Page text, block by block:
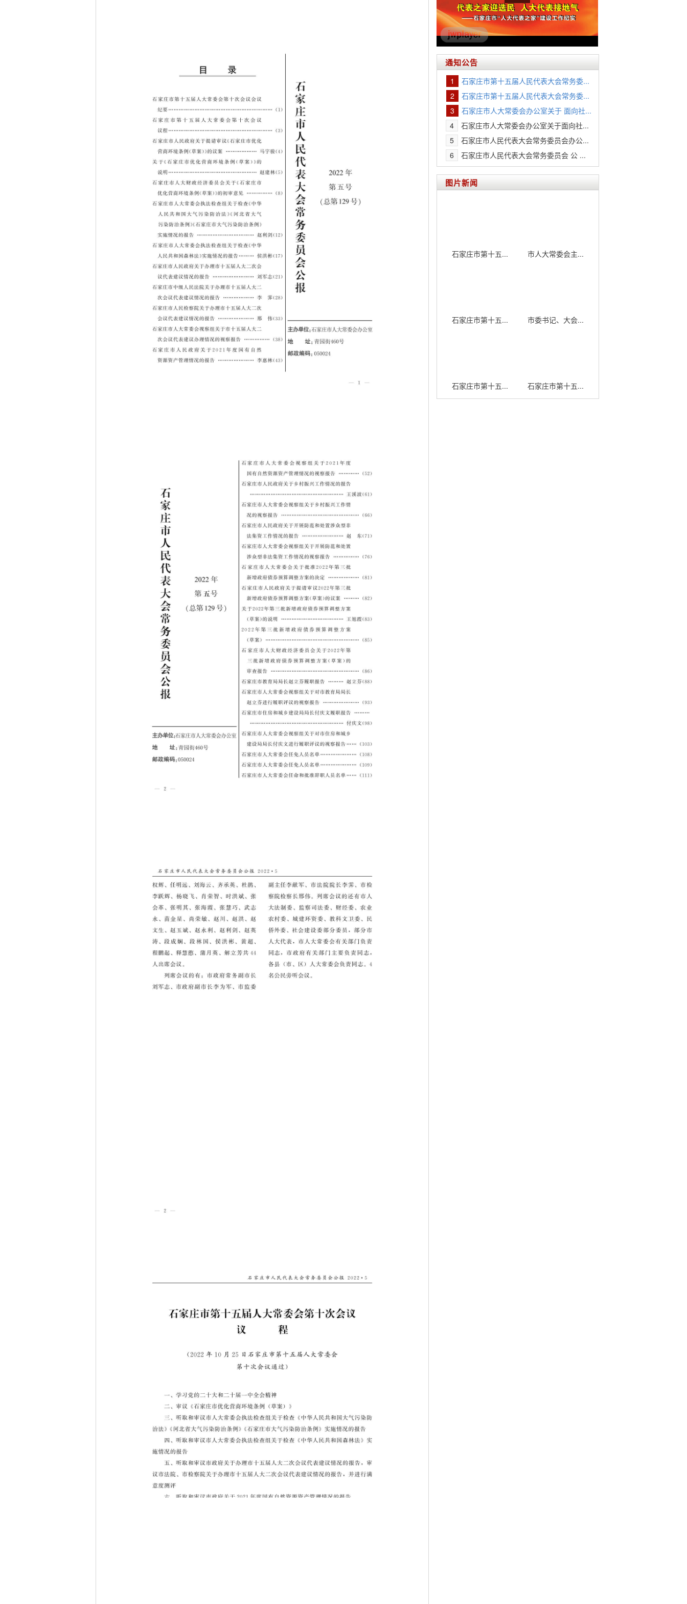
通知公告
1
石家庄市第十五届人民代表大会常务委...
2
石家庄市第十五届人民代表大会常务委...
3
石家庄市人大常委会办公室关于 面向社...
4
石家庄市人大常委会办公室关于面向社...
5
石家庄市人民代表大会常务委员会办公...
6
石家庄市人民代表大会常务委员会 公 ...
图片新闻
石家庄市第十五... 市人大常委会主...
石家庄市第十五... 市委书记、大会...
石家庄市第十五... 石家庄市第十五...